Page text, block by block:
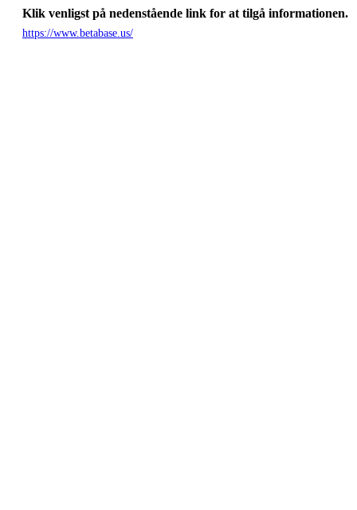
Klik venligst på nedenstående link for at tilgå informationen.
https://www.betabase.us/